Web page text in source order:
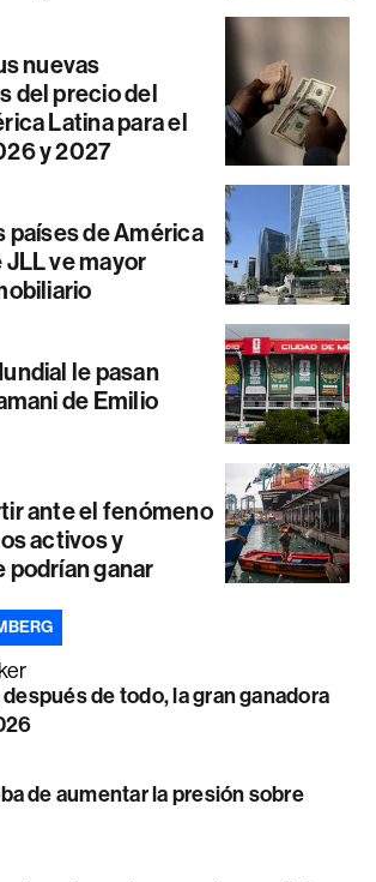
nuevas
del precio del
Latina para el
y 2027
países de América
ve mayor
le pasan
de Emilio
ante el fenómeno
activos y
ganar
de todo, la gran ganadora
de aumentar la presión sobre